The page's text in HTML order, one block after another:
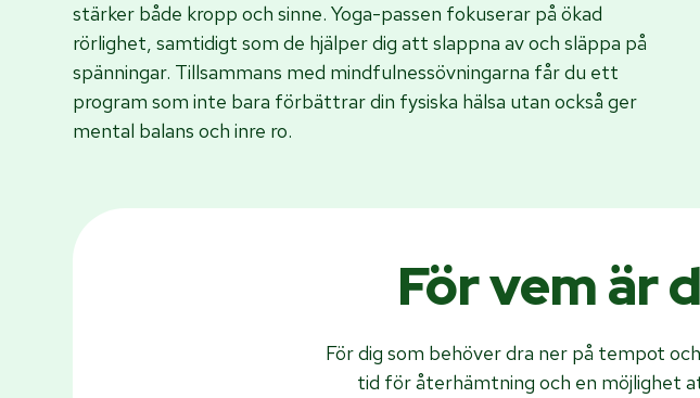
stärker både kropp och sinne. Yoga-passen fokuserar på ökad
rörlighet, samtidigt som de hjälper dig att slappna av och släppa på
spänningar. Tillsammans med mindfulnessövningarna får du ett
program som inte bara förbättrar din fysiska hälsa utan också ger
mental balans och inre ro.
För vem är
För dig som behöver dra ner på tempot
tid för återhämtning och en möjlighet